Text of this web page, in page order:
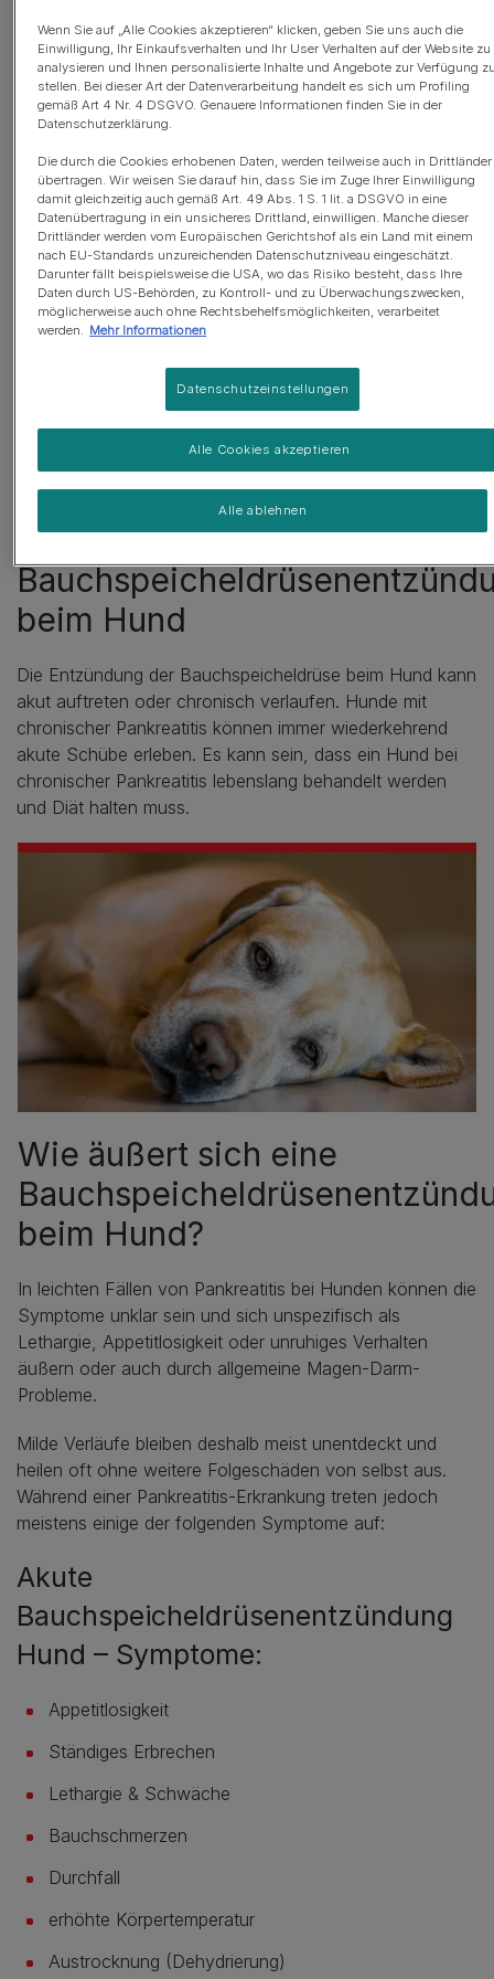
Hund
Die Bauchspeicheldrüse (das Pankreas) liegt im
Oberbauch und produziert Enzyme, die für die Verdauung
produziert außerdem das Hormon Insulin, das den
Blutzuckerspiegel nach einer Mahlzeit reguliert.
In einer gesunden Bauchspeicheldrüse bleiben die
Verdauungsenzyme inaktiv, bis sie den Dünndarm
erreichen. Dies verhindert die Selbstverdauung des
Pankreasgewebes. Bei einer Pankreatitis werden die
Entzündung der Bauchspeicheldrüse verdaut sich das
Organ selbst. Das kann sehr schmerzhaft sein und mit
verschiedenen (milden oder starken) Symptomen
einhergehen.
Chronische
beim Hund
Die Entzündung der Bauchspeicheldrüse beim Hund kann
akut auftreten oder chronisch verlaufen. Hunde mit
chronischer Pankreatitis können immer wiederkehrend
akute Schübe erleben. Es kann sein, dass ein Hund bei
chronischer Pankreatitis lebenslang behandelt werden
und Diät halten muss.
Wie äußert sich eine
beim Hund?
In leichten Fällen von Pankreatitis bei Hunden können die
Symptome unklar sein und sich unspezifisch als
Lethargie, Appetitlosigkeit oder unruhiges Verhalten
äußern oder auch durch allgemeine Magen-Darm-
Probleme.
Milde Verläufe bleiben deshalb meist unentdeckt und
heilen oft ohne weitere Folgeschäden von selbst aus.
Während einer Pankreatitis-Erkrankung treten jedoch
meistens einige der folgenden Symptome auf:
Akute
Bauchspeicheldrüsenentzündung
Hund – Symptome:
Appetitlosigkeit
Ständiges Erbrechen
Lethargie & Schwäche
Bauchschmerzen
Durchfall
erhöhte Körpertemperatur
Austrocknung (Dehydrierung)
Wenn Sie auf „Alle Cookies akzeptieren“ klicken, geben Sie uns auch die
Einwilligung, Ihr Einkaufsverhalten und Ihr User Verhalten auf der Website zu
analysieren und Ihnen personalisierte Inhalte und Angebote zur Verfügung
stellen. Bei dieser Art der Datenverarbeitung handelt es sich um Profiling
gemäß Art 4 Nr. 4 DSGVO. Genauere Informationen finden Sie in der
Datenschutzerklärung.
Die durch die Cookies erhobenen Daten, werden teilweise auch in Drittländer
übertragen. Wir weisen Sie darauf hin, dass Sie im Zuge Ihrer Einwilligung
damit gleichzeitig auch gemäß Art. 49 Abs. 1 S. 1 lit. a DSGVO in eine
Datenübertragung in ein unsicheres Drittland, einwilligen. Manche dieser
Drittländer werden vom Europäischen Gerichtshof als ein Land mit einem
nach EU-Standards unzureichenden Datenschutzniveau eingeschätzt.
Darunter fällt beispielsweise die USA, wo das Risiko besteht, dass Ihre
Daten durch US-Behörden, zu Kontroll- und zu Überwachungszwecken,
möglicherweise auch ohne Rechtsbehelfsmöglichkeiten, verarbeitet
werden. Mehr Informationen
Datenschutzeinstellungen
Alle ablehnen
Alle Cookies akzeptieren